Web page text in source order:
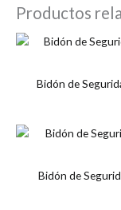
Productos
Bidón de
Bidón de